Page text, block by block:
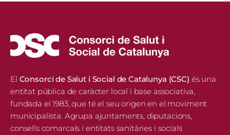
El Consorci de Salut i Social de Catalunya (CSC) és una
entitat pública de caràcter local i base associativa,
fundada el 1983, que té el seu origen en el moviment
municipalista. Agrupa ajuntaments, diputacions,
consells comarcals i entitats sanitàries i socials